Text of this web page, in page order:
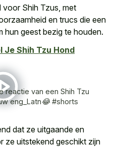
voor Shih Tzus, met
en trucs die een
hun geest bezig te houden.
Je Shih Tzu Hond
reactie van een Shih Tzu
eng_Latn😂 #shorts
dat ze uitgaande en
ze uitstekend geschikt zijn